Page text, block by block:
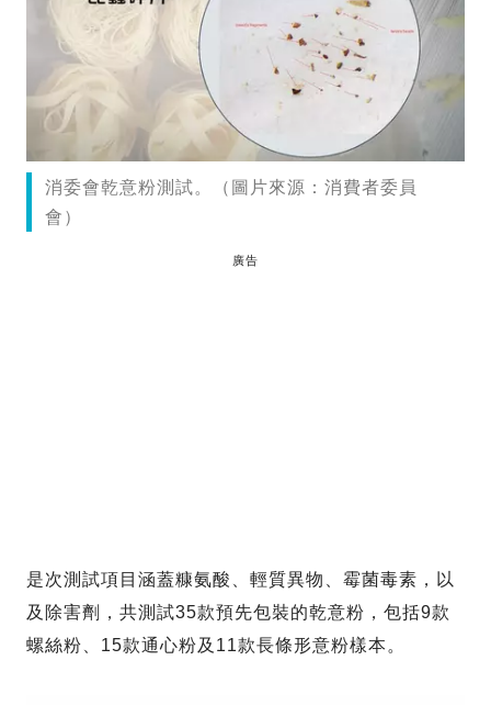
消委會乾意粉測試。（圖片來源：消費者委員
會）
廣告
是次測試項目涵蓋糠氨酸、輕質異物、霉菌毒素，以
及除害劑，共測試35款預先包裝的乾意粉，包括9款
螺絲粉、15款通心粉及11款長條形意粉樣本。